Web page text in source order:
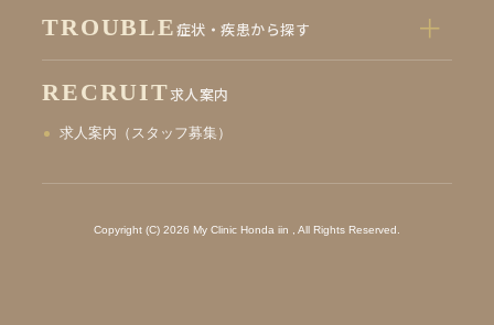
TROUBLE症状・疾患から探す
RECRUIT求人案内
求人案内（スタッフ募集）
Copyright (C) 2026 My Clinic Honda iin , All Rights Reserved.